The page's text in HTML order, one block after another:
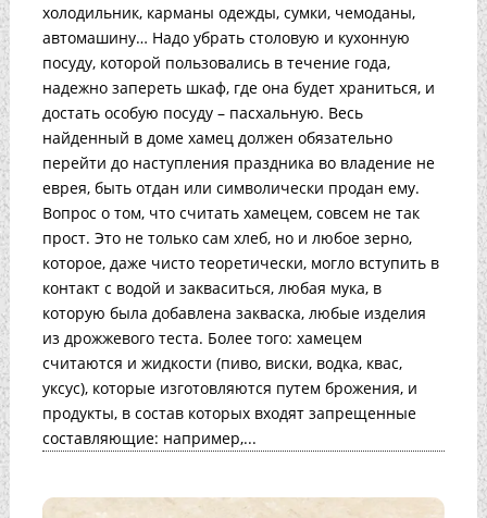
холодильник, карманы одежды, сумки, чемоданы,
автомашину… Надо убрать столовую и кухонную
посуду, которой пользовались в течение года,
надежно запереть шкаф, где она будет храниться, и
достать особую посуду – пасхальную. Весь
найденный в доме хамец должен обязательно
перейти до наступления праздника во владение не
еврея, быть отдан или символически продан ему.
Вопрос о том, что считать хамецем, совсем не так
прост. Это не только сам хлеб, но и любое зерно,
которое, даже чисто теоретически, могло вступить в
контакт с водой и закваситься, любая мука, в
которую была добавлена закваска, любые изделия
из дрожжевого теста. Более того: хамецем
считаются и жидкости (пиво, виски, водка, квас,
уксус), которые изготовляются путем брожения, и
продукты, в состав которых входят запрещенные
составляющие: например,...